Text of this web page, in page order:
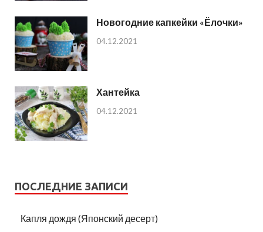
Новогодние капкейки «Ёлочки»
04.12.2021
Хантейка
04.12.2021
ПОСЛЕДНИЕ ЗАПИСИ
Капля дождя (Японский десерт)